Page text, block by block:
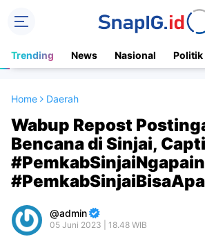
Trending News Nasional Politik
Home Daerah
Wabup Repost
Bencana di Sinjai,
admin
05 Juni 2023 | 18.48 WIB